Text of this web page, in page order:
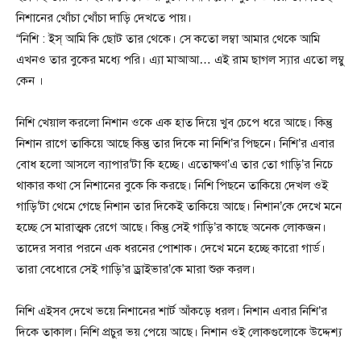
নিশানের খোঁচা খোঁচা দাড়ি দেখতে পায়।
“নিশি : ইস্ আমি কি ছোট তার থেকে। সে কতো লম্বা আমার থেকে আমি
এখনও তার বুকের মধ্যে পরি। এ্যা মাআআ… এই রাম ছাগল স্যার এতো লম্বু
কেন ।
নিশি খেয়াল করলো নিশান ওকে এক হাত দিয়ে খুব চেপে ধরে আছে। কিন্তু
নিশান রাগে তাকিয়ে আছে কিন্তু তার দিকে না নিশি’র পিছনে। নিশি’র এবার
বোধ হলো আসলে ব্যাপার’টা কি হচ্ছে। এতোক্ষণ’এ তার তো গাড়ি’র নিচে
থাকার কথা সে নিশানের বুকে কি করছে। নিশি পিছনে তাকিয়ে দেখল ওই
গাড়ি’টা থেমে গেছে নিশান তার দিকেই তাকিয়ে আছে। নিশান’কে দেখে মনে
হচ্ছে সে মারাত্মক রেগে আছে। কিন্তু সেই গাড়ি’র কাছে অনেক লোকজন।
তাদের সবার পরনে এক ধরনের পোশাক। দেখে মনে হচ্ছে কারো গার্ড।
তারা বেধোরে সেই গাড়ি’র ড্রাইভার’কে মারা শুরু করল।
নিশি এইসব দেখে ভয়ে নিশানের শার্ট আঁকড়ে ধরল। নিশান এবার নিশি’র
দিকে তাকাল। নিশি প্রচুর ভয় পেয়ে আছে। নিশান ওই লোকগুলোকে উদ্দেশ্য